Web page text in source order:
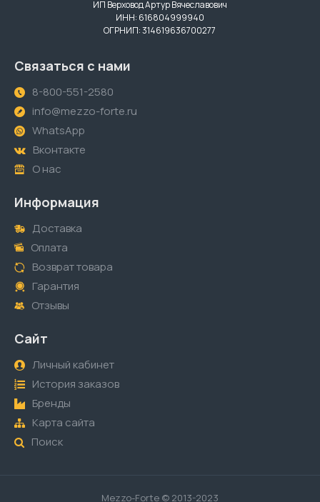
ИП Верховод Артур Вячеславович
ИНН: 616804999940
ОГРНИП: 314619636700277
Связаться с нами
8-800-551-2580
info@mezzo-forte.ru
WhatsApp
Вконтакте
О нас
Информация
Доставка
Оплата
Возврат товара
Гарантия
Отзывы
Сайт
Личный кабинет
История заказов
Бренды
Карта сайта
Поиск
Mezzo-Forte © 2013-2023